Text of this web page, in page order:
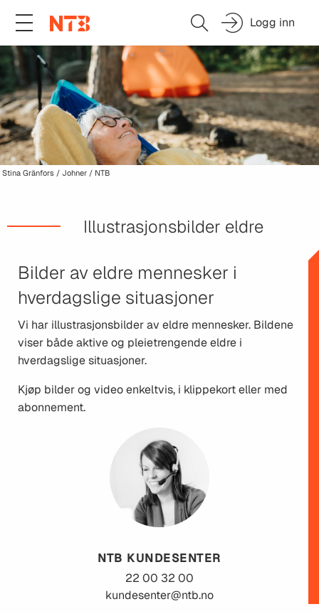
Logg inn
Stina Gränfors / Johner / NTB
Illustrasjonsbilder eldre
Bilder av eldre mennesker i
hverdagslige situasjoner
Vi har illustrasjonsbilder av eldre mennesker. Bildene
viser både aktive og pleietrengende eldre i
hverdagslige situasjoner.
Kjøp bilder og video enkeltvis, i klippekort eller med
abonnement.
NTB KUNDESENTER
22 00 32 00
kundesenter@ntb.no